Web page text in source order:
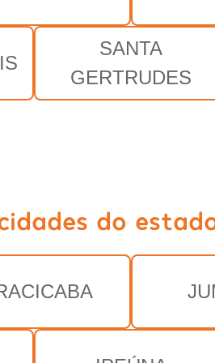
SANTA
GERTRUDES
do